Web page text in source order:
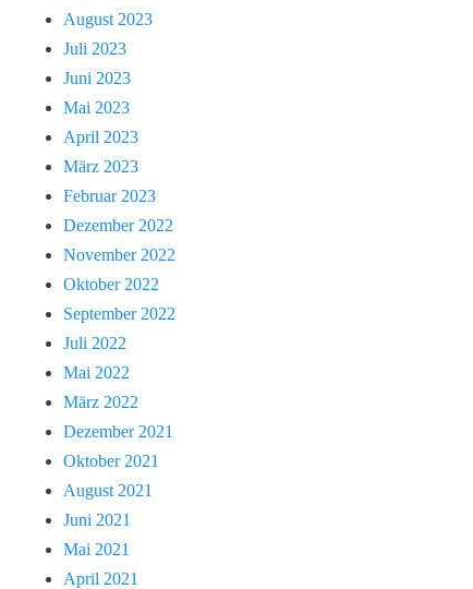
August 2023
Juli 2023
Juni 2023
Mai 2023
April 2023
März 2023
Februar 2023
Dezember 2022
November 2022
Oktober 2022
September 2022
Juli 2022
Mai 2022
März 2022
Dezember 2021
Oktober 2021
August 2021
Juni 2021
Mai 2021
April 2021